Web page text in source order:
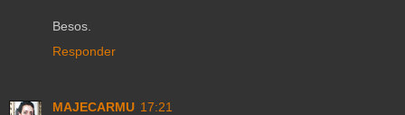
Besos.
Responder
MAJECARMU 17:21